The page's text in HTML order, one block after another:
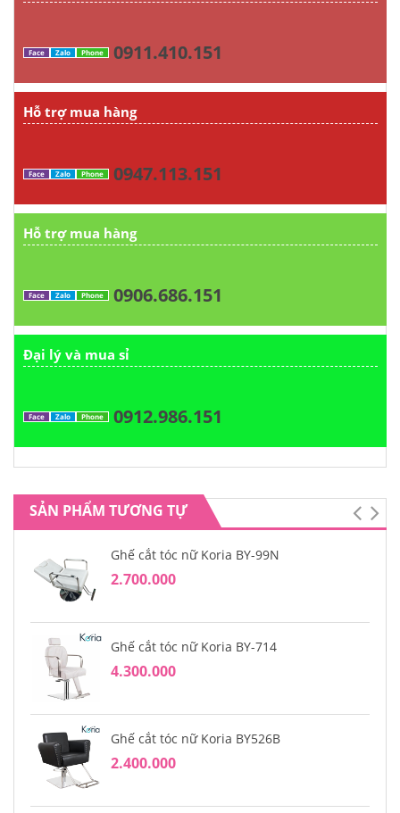
Face Zalo Phone 0911.410.151
Hỗ trợ mua hàng
Face Zalo Phone 0947.113.151
Hỗ trợ mua hàng
Face Zalo Phone 0906.686.151
Đại lý và mua sỉ
Face Zalo Phone 0912.986.151
SẢN PHẨM TƯƠNG TỰ
Ghế cắt tóc nữ Koria BY-99N
2.700.000
Ghế cắt tóc nữ Koria BY-714
4.300.000
Ghế cắt tóc nữ Koria BY526B
2.400.000